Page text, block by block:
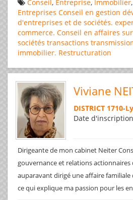
Conseil, Entreprise, Immobilier,
Entreprises Conseil en gestion
d'entreprises et de sociétés.
commerce. Conseil en affaires
sociétés transactions
immobilier. Restructuration
Viviane
DISTRICT 1710-
Date
Dirigeante de mon cabinet Neiter
gouvernance et relations actionnaires
auparavant dirigé une affaire
ce qui explique ma passion pour les